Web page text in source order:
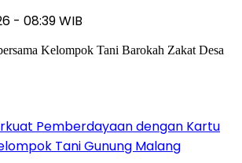
- 08:39 WIB
Pemberdayaan dengan Kartu
Tani Gunung Malang